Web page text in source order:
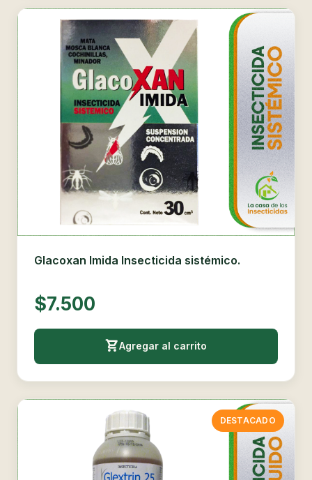
Glacoxan Imida Insecticida sistémico.
$7.500
Agregar al carrito
DESTACADO